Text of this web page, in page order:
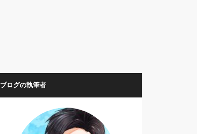
ブログの執筆者